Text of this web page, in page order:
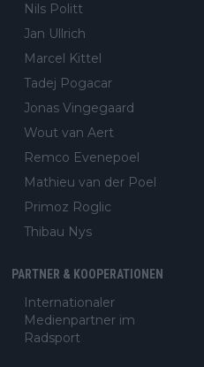
Nils Politt
Jan Ullrich
Marcel Kittel
Tadej Pogacar
Jonas Vingegaard
Wout van Aert
Remco Evenepoel
Mathieu van der Poel
Primoz Roglic
Thibau Nys
PARTNER & KOOPERATIONEN
Internationaler
Medienpartner im
Radsport